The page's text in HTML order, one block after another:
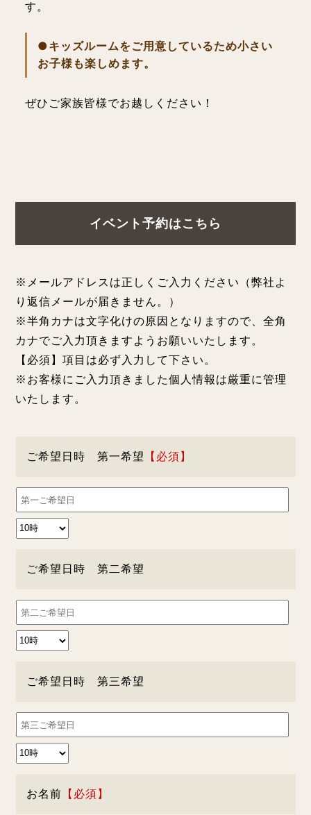
す。
●キッズルームをご用意しているため小さい
お子様も楽しめます。
ぜひご家族皆様でお越しください！
イベント予約はこちら
※メールアドレスは正しくご入力ください（弊社よ
り返信メールが届きません。）
※半角カナは文字化けの原因となりますので、全角
カナでご入力頂きますようお願いいたします。
【必須】項目は必ず入力して下さい。
※お客様にご入力頂きました個人情報は厳重に管理
いたします。
ご希望日時 第一希望
ご希望日時 第二希望
ご希望日時 第三希望
お名前